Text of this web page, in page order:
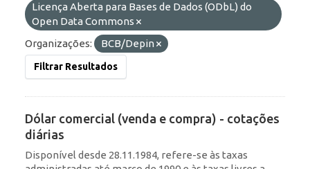
Licença Aberta para Bases de Dados (ODbL) do
Open Data Commons
Organizações:
BCB/Depin
Filtrar Resultados
Dólar comercial (venda e compra) - cotações
diárias
Disponível desde 28.11.1984, refere-se às taxas